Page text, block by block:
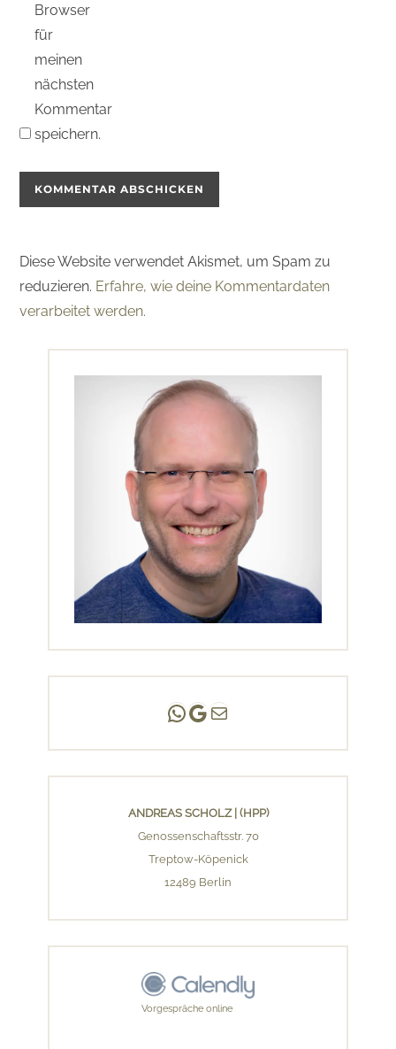
Browser
für
meinen
nächsten
Kommentar
speichern.
Diese Website verwendet Akismet, um Spam zu
reduzieren. Erfahre, wie deine Kommentardaten
verarbeitet werden.
Andreas Scholz | (HPP)
Praxis Adlershof
E-Mail an mich ...
ANDREAS SCHOLZ | (HPP)
Genossenschaftsstr. 70
Treptow-Köpenick
12489 Berlin
Vorgespräche online